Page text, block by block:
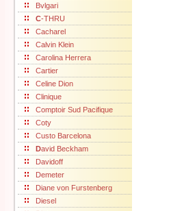
Bvlgari
C-THRU
Cacharel
Calvin Klein
Carolina Herrera
Cartier
Celine Dion
Clinique
Comptoir Sud Pacifique
Coty
Custo Barcelona
David Beckham
Davidoff
Demeter
Diane von Furstenberg
Diesel